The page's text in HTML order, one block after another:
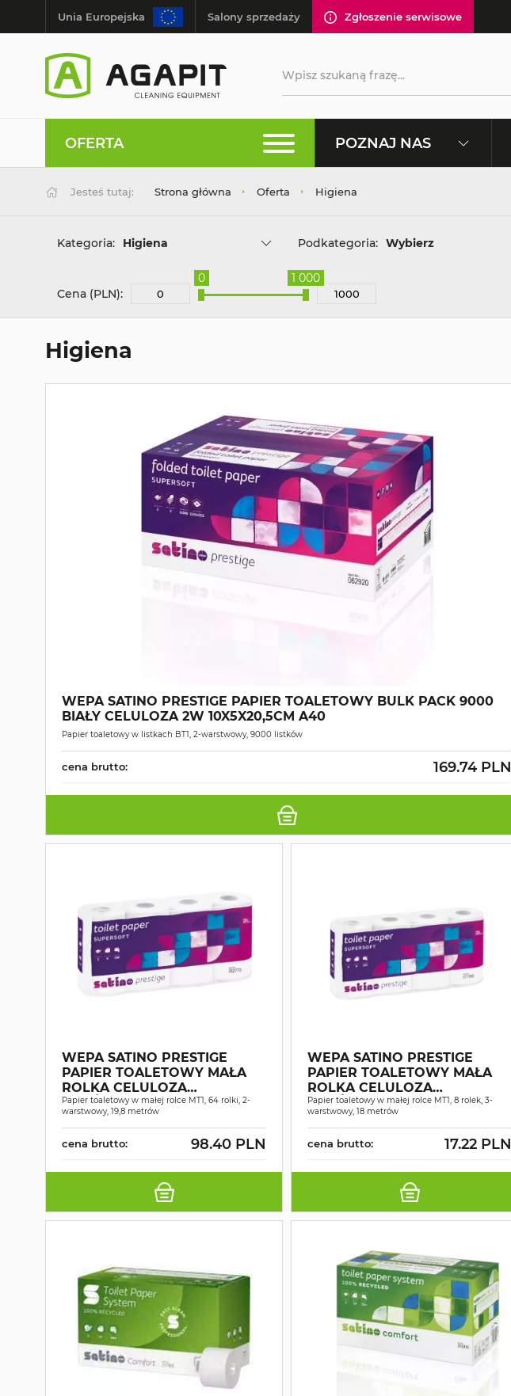
Unia Europejska Salony sprzedaży Zgłoszenie serwisowe
OFERTA POZNAJ NAS
Jesteś tutaj: Strona główna Oferta Higiena
Kategoria: Higiena Podkategoria: Wybierz
Cena (PLN):
0 1 000
Higiena
WEPA SATINO PRESTIGE PAPIER TOALETOWY BULK PACK 9000
BIAŁY CELULOZA 2W 10X5X20,5CM A40
Papier toaletowy w listkach BT1, 2-warstwowy, 9000 listków
cena brutto: 169.74 PLN
WEPA SATINO PRESTIGE
PAPIER TOALETOWY MAŁA
ROLKA CELULOZA
ŚNIEŻNOBIAŁY 2W 19,8MB
A64
Papier toaletowy w małej rolce MT1, 64 rolki, 2-
warstwowy, 19,8 metrów
cena brutto: 98.40 PLN
WEPA SATINO PRESTIGE
PAPIER TOALETOWY MAŁA
ROLKA CELULOZA
ŚNIEŻNOBIAŁY 3W 18MB 8
ROLEK
Papier toaletowy w małej rolce MT1, 8 rolek, 3-
warstwowy, 18 metrów
cena brutto: 17.22 PLN